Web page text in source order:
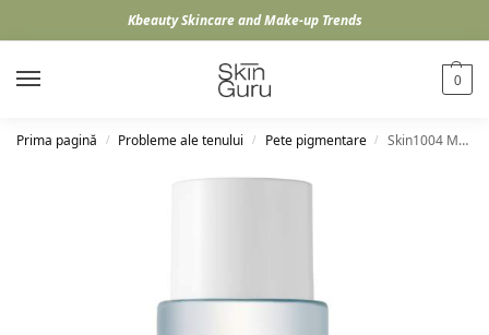
Kbeauty Skincare and Make-up Trends
0
Prima pagină / Probleme ale tenului / Pete pigmentare / Skin1004 Madagascar Centella Hyalu-Cica Brightening Toner, 30ml